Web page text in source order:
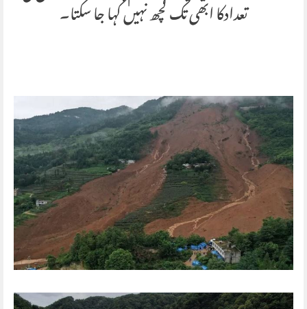
تعدادکا ابھی تک کچھ نہیں کہا جا سکتا۔